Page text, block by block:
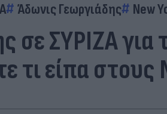
Άδωνις Γεωργιάδης New
σε ΣΥΡΙΖΑ για
τι είπα στους